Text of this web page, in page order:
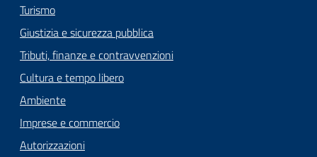
Turismo
Giustizia e sicurezza pubblica
Tributi, finanze e contravvenzioni
Cultura e tempo libero
Ambiente
Imprese e commercio
Autorizzazioni